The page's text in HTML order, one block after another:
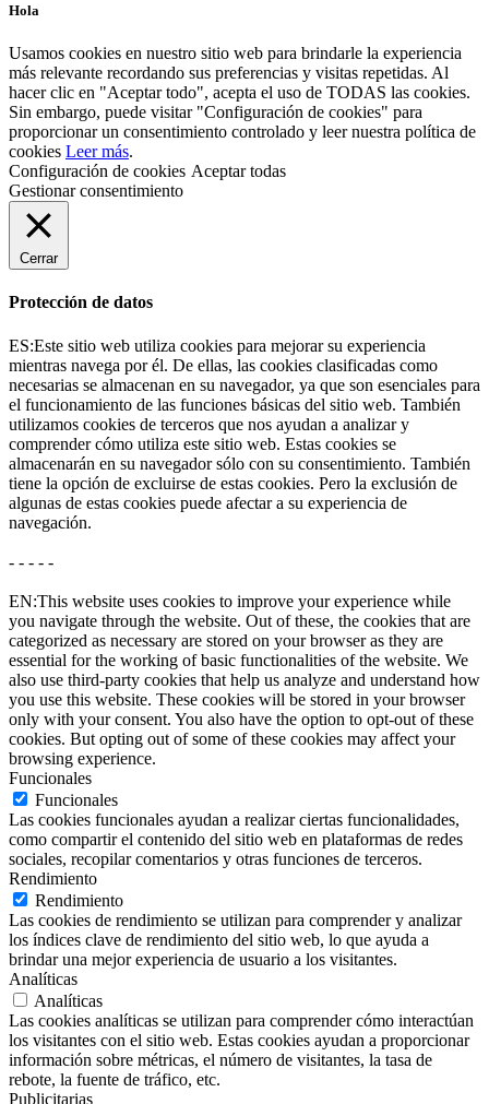
Hola
Usamos cookies en nuestro sitio web para brindarle la experiencia
más relevante recordando sus preferencias y visitas repetidas. Al
hacer clic en "Aceptar todo", acepta el uso de TODAS las cookies.
Sin embargo, puede visitar "Configuración de cookies" para
proporcionar un consentimiento controlado y leer nuestra política de
cookies Leer más.
Configuración de cookies Aceptar todas
Gestionar consentimiento
Cerrar
Protección de datos
ES:Este sitio web utiliza cookies para mejorar su experiencia
mientras navega por él. De ellas, las cookies clasificadas como
necesarias se almacenan en su navegador, ya que son esenciales para
el funcionamiento de las funciones básicas del sitio web. También
utilizamos cookies de terceros que nos ayudan a analizar y
comprender cómo utiliza este sitio web. Estas cookies se
almacenarán en su navegador sólo con su consentimiento. También
tiene la opción de excluirse de estas cookies. Pero la exclusión de
algunas de estas cookies puede afectar a su experiencia de
navegación.
- - - - -
EN:This website uses cookies to improve your experience while
you navigate through the website. Out of these, the cookies that are
categorized as necessary are stored on your browser as they are
essential for the working of basic functionalities of the website. We
also use third-party cookies that help us analyze and understand how
you use this website. These cookies will be stored in your browser
only with your consent. You also have the option to opt-out of these
cookies. But opting out of some of these cookies may affect your
browsing experience.
Funcionales
Funcionales
Las cookies funcionales ayudan a realizar ciertas funcionalidades,
como compartir el contenido del sitio web en plataformas de redes
sociales, recopilar comentarios y otras funciones de terceros.
Rendimiento
Rendimiento
Las cookies de rendimiento se utilizan para comprender y analizar
los índices clave de rendimiento del sitio web, lo que ayuda a
brindar una mejor experiencia de usuario a los visitantes.
Analíticas
Analíticas
Las cookies analíticas se utilizan para comprender cómo interactúan
los visitantes con el sitio web. Estas cookies ayudan a proporcionar
información sobre métricas, el número de visitantes, la tasa de
rebote, la fuente de tráfico, etc.
Publicitarias